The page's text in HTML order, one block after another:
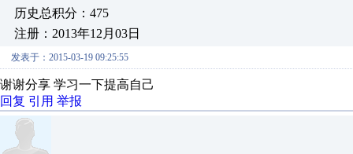
历史总积分：475
注册：2013年12月03日
发表于：2015-03-19 09:25:55
谢谢分享 学习一下提高自己
回复 引用 举报